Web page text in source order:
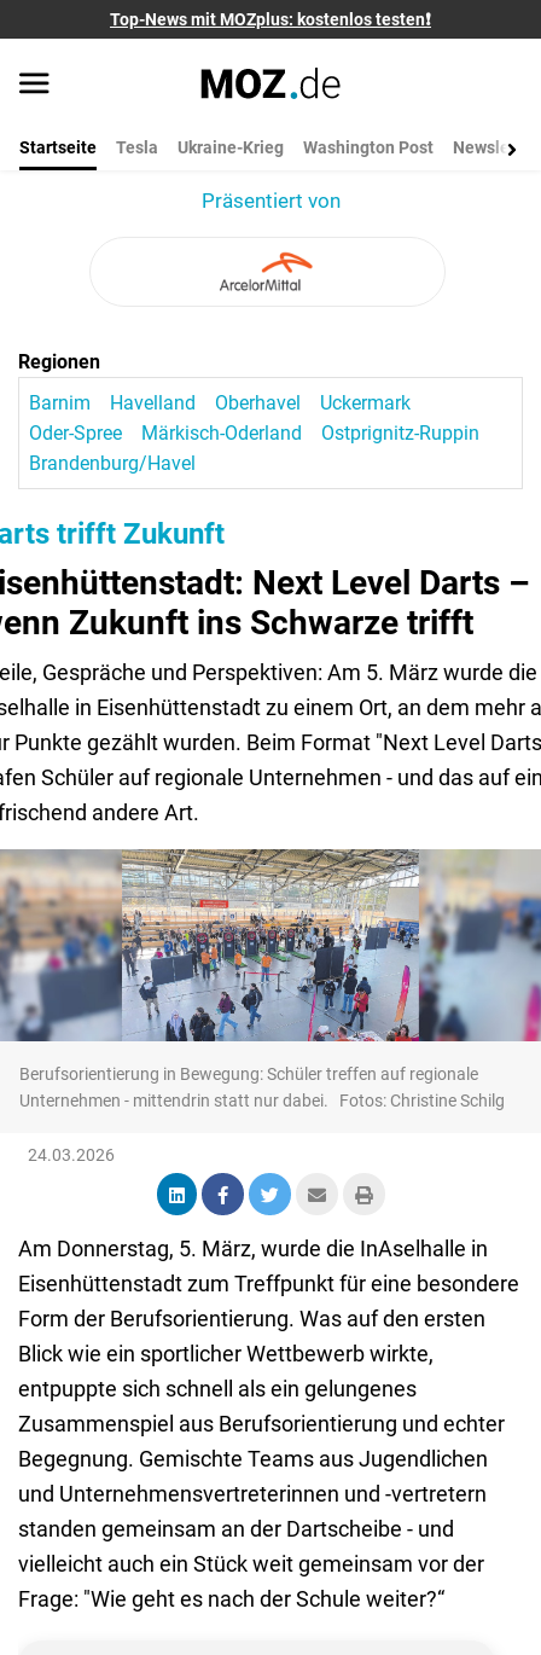
Top-News mit MOZplus: kostenlos testen❗
Startseite Tesla Ukraine-Krieg Washington Post Newsletter
Präsentiert von
Regionen
Barnim
Havelland Oberhavel
Uckermark
Oder-Spree
Märkisch-Oderland
Ostprignitz-Ruppin
Brandenburg/Havel
trifft Zukunft
Next Level Darts –
Zukunft ins Schwarze trifft
Gespräche und Perspektiven: Am 5. März wurde die
in Eisenhüttenstadt zu einem Ort, an dem mehr
Punkte gezählt wurden. Beim Format "Next Level
Schüler auf regionale Unternehmen - und das auf
andere Art.
Berufsorientierung in Bewegung: Schüler treffen auf regionale
Unternehmen - mittendrin statt nur dabei. Fotos: Christine Schilg
24.03.2026
Am Donnerstag, 5. März, wurde die InAselhalle in
Eisenhüttenstadt zum Treffpunkt für eine besondere
Form der Berufsorientierung. Was auf den ersten
Blick wie ein sportlicher Wettbewerb wirkte,
entpuppte sich schnell als ein gelungenes
Zusammenspiel aus Berufsorientierung und echter
Begegnung. Gemischte Teams aus Jugendlichen
und Unternehmensvertreterinnen und -vertretern
standen gemeinsam an der Dartscheibe - und
vielleicht auch ein Stück weit gemeinsam vor der
Frage: "Wie geht es nach der Schule weiter?“